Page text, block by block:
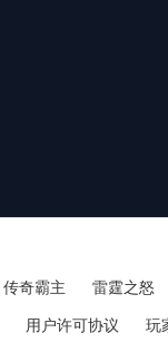
传奇霸主 雷霆之怒
用户许可协议 玩